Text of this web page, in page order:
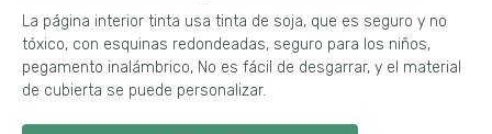
La página interior tinta usa tinta de soja, que es seguro y no
tóxico, con esquinas redondeadas, seguro para los niños,
pegamento inalámbrico, No es fácil de desgarrar, y el material
de cubierta se puede personalizar.